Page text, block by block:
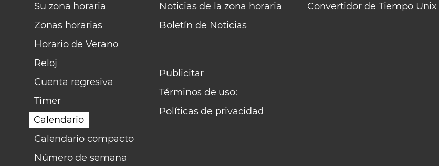
Su zona horaria
Zonas horarias
Horario de Verano
Reloj
Cuenta regresiva
Timer
Calendario
Calendario compacto
Número de semana
Noticias de la zona horaria
Boletín de Noticias
Convertidor de Tiempo Unix
Publicitar
Términos de uso:
Políticas de privacidad